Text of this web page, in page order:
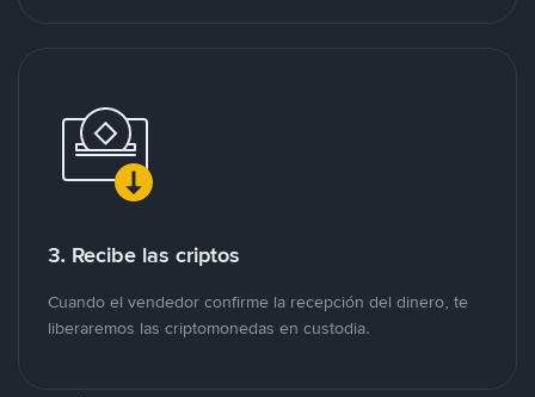
3. Recibe las criptos
Cuando el vendedor confirme la recepción del dinero, te
liberaremos las criptomonedas en custodia.